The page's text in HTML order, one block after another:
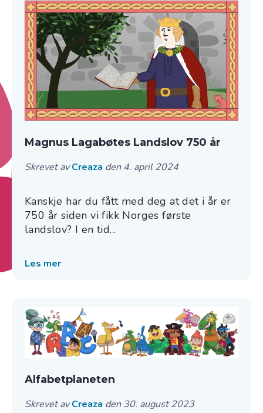
Magnus Lagabøtes Landslov 750 år
Skrevet avCreaza den 4. april 2024
Kanskje har du fått med deg at det i år er
750 år siden vi fikk Norges første
landslov? I en tid...
Les mer
Alfabetplaneten
Skrevet avCreaza den 30. august 2023